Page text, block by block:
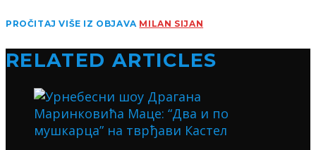
PROČITAJ VIŠE IZ OBJAVA MILAN SIJAN
RELATED ARTICLES